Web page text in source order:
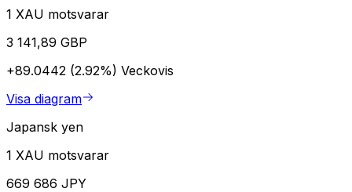
1 XAU motsvarar
3 141,89 GBP
+89.0442 (2.92%) Veckovis
Visa diagram
Japansk yen
1 XAU motsvarar
669 686 JPY